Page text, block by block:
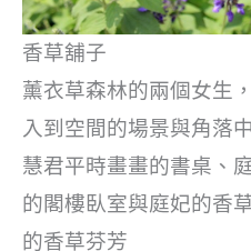
香草舖子
薰衣草森林的兩個女生
入到空間的場景與角落中
慧君平時畫畫的書桌、
的閣樓臥室與庭妃的香
的香草芬芳